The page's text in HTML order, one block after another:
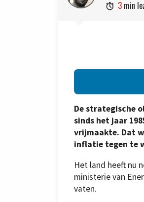
 3 min
De strategische
sinds het jaar
vrijmaakte. Dat
inflatie tegen te
Het land heeft nu
ministerie van
vaten.